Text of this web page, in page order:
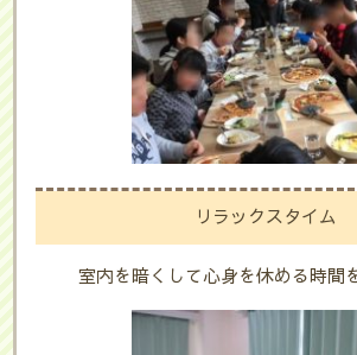
リラックスタイム
室内を暗くして心身を休める時間